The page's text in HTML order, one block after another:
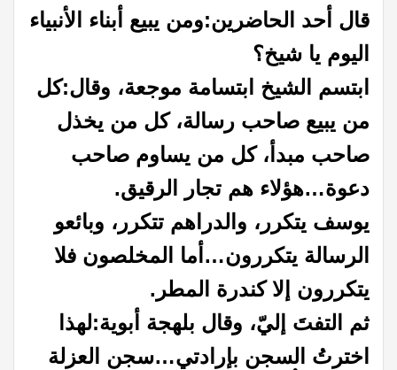
قال أحد الحاضرين:ومن يبيع أبناء الأنبياء
اليوم يا شيخ؟
ابتسم الشيخ ابتسامة موجعة، وقال:كل
من يبيع صاحب رسالة، كل من يخذل
صاحب مبدأ، كل من يساوم صاحب
دعوة…هؤلاء هم تجار الرقيق.
يوسف يتكرر، والدراهم تتكرر، وبائعو
الرسالة يتكررون… أما المخلصون فلا
يتكررون إلا كندرة المطر.
ثم التفتَ إليّ، وقال بلهجة أبوية:لهذا
اخترتُ السجن بإرادتي…سجن العزلة